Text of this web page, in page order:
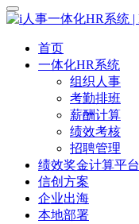
首页
一体化HR系统
组织人事
考勤排班
薪酬计算
绩效考核
招聘管理
绩效奖金计算平台
信创方案
企业出海
本地部署